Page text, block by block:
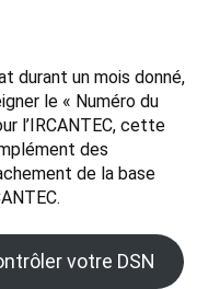
durant un mois donné,
le « Numéro du
l’IRCANTEC, cette
des
de la base
votre DSN